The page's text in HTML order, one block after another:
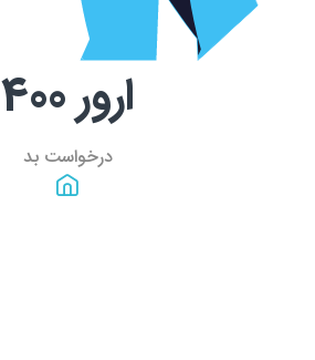
ارور400
درخواست بد